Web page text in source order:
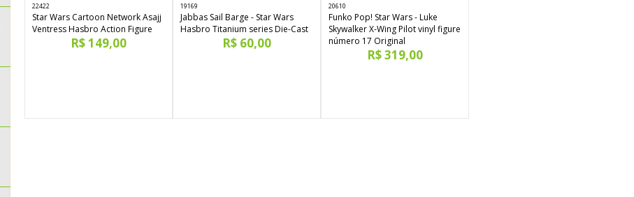
22422
Star Wars Cartoon Network Asajj
Ventress Hasbro Action Figure
R$ 149,00
19169
Jabbas Sail Barge - Star Wars
Hasbro Titanium series Die-Cast
R$ 60,00
20610
Funko Pop! Star Wars - Luke
Skywalker X-Wing Pilot vinyl figure
número 17 Original
R$ 319,00